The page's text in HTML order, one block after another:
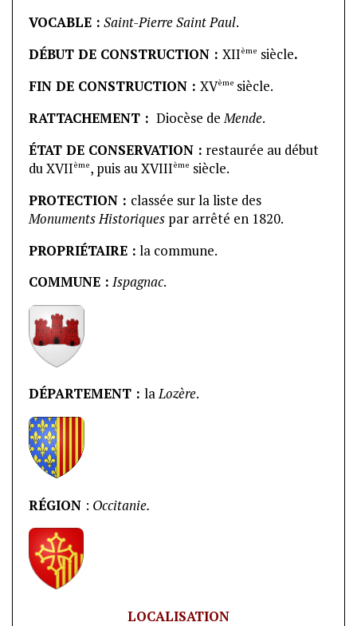
VOCABLE : Saint-Pierre Saint Paul.
DÉBUT DE CONSTRUCTION :XIIème siècle.
FIN DE CONSTRUCTION :XVème siècle.
RATTACHEMENT : Diocèse deMende.
ÉTAT DE CONSERVATION : restaurée au début
du XVIIème, puis au XVIIIème siècle.
PROTECTION : classée sur la liste des
Monuments Historiques par arrêté en 1820.
PROPRIÉTAIRE : la commune.
COMMUNE : Ispagnac.
DÉPARTEMENT :laLozère.
RÉGION : Occitanie.
LOCALISATION